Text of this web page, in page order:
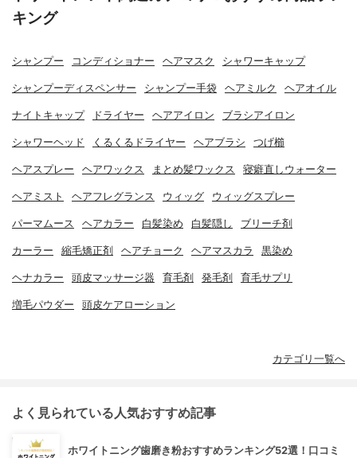
キング
シャンプー コンディショナー ヘアマスク シャワーキャップ
シャンプーディスペンサー シャンプー手袋 ヘアミルク ヘアオイル
ナイトキャップ ドライヤー ヘアアイロン ブラシアイロン
シャワーヘッド くるくるドライヤー ヘアブラシ つげ櫛
ヘアスプレー ヘアワックス まとめ髪ワックス 寝癖直しウォーター
ヘアミスト ヘアフレグランス ウィッグ ウィッグスプレー
パーマムース ヘアカラー 白髪染め 白髪隠し ブリーチ剤
カーラー 縮毛矯正剤 ヘアチョーク ヘアマスカラ 黒染め
ヘナカラー 頭皮マッサージ器 育毛剤 発毛剤 育毛サプリ
増毛パウダー 頭皮ケアローション
カテゴリ一覧へ
よく見られている人気おすすめ記事
ホワイトニング歯磨き粉おすすめランキング52選！口コミ